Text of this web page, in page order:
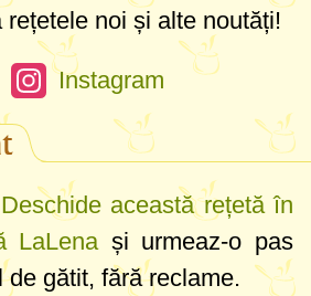
rețetele noi și alte noutăți!
Instagram
Deschide această rețetă în
LaLenași urmeaz-o pas
gătit, fără reclame.